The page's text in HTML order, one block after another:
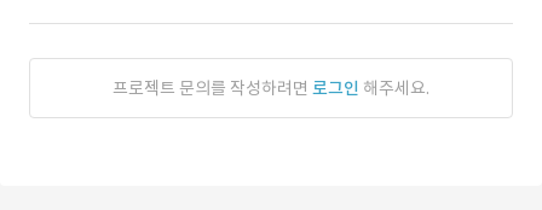
프로젝트 문의를 작성하려면 로그인 해주세요.